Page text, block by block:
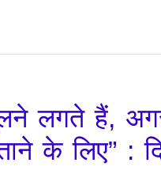
लगते हैं,
के लिए” :